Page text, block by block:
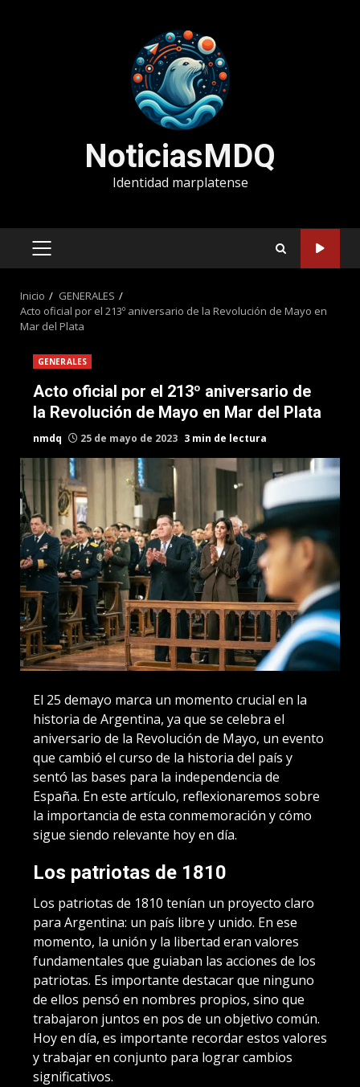
NoticiasMDQ
Identidad marplatense
MENÚ
Inicio
GENERALES
Acto oficial por el 213º aniversario de la Revolución de Mayo en
Mar del Plata
GENERALES
Acto oficial por el 213º aniversario de
la Revolución de Mayo en Mar del Plata
nmdq 25 de mayo de 2023 3 min de lectura
El 25 demayo marca un momento crucial en la
historia de Argentina, ya que se celebra el
aniversario de la Revolución de Mayo, un evento
que cambió el curso de la historia del país y
sentó las bases para la independencia de
España. En este artículo, reflexionaremos sobre
la importancia de esta conmemoración y cómo
sigue siendo relevante hoy en día.
Los patriotas de 1810
Los patriotas de 1810 tenían un proyecto claro
para Argentina: un país libre y unido. En ese
momento, la unión y la libertad eran valores
fundamentales que guiaban las acciones de los
patriotas. Es importante destacar que ninguno
de ellos pensó en nombres propios, sino que
trabajaron juntos en pos de un objetivo común.
Hoy en día, es importante recordar estos valores
y trabajar en conjunto para lograr cambios
significativos.